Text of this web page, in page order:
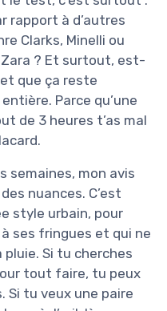
rapport à d’autres
Clarks, Minelli ou
? Et surtout, est-
que ça reste
Parce qu’une
de 3 heures t’as mal
semaines, mon avis
nuances. C’est
style urbain, pour
ses fringues et qui ne
pluie. Si tu cherches
tout faire, tu peux
Si tu veux une paire